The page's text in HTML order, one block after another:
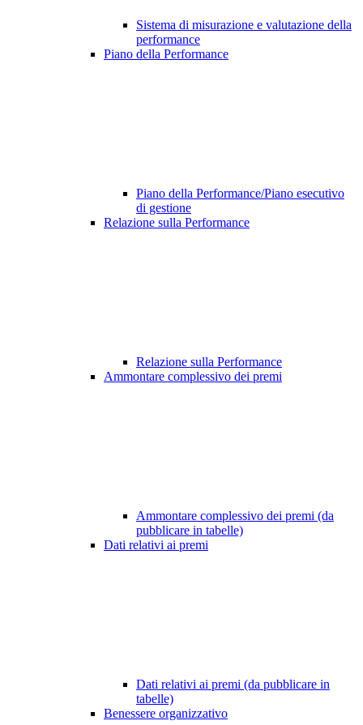
Sistema di misurazione e valutazione della
performance
Piano della Performance
Piano della Performance/Piano esecutivo
di gestione
Relazione sulla Performance
Relazione sulla Performance
Ammontare complessivo dei premi
Ammontare complessivo dei premi (da
pubblicare in tabelle)
Dati relativi ai premi
Dati relativi ai premi (da pubblicare in
tabelle)
Benessere organizzativo